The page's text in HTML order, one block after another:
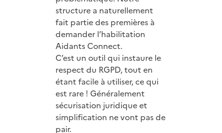
structure a naturellement
fait partie des premières à
demander l’habilitation
Aidants Connect.
C’est un outil qui instaure le
respect du RGPD, tout en
étant facile à utiliser, ce qui
est rare ! Généralement
sécurisation juridique et
simplification ne vont pas de
pair.